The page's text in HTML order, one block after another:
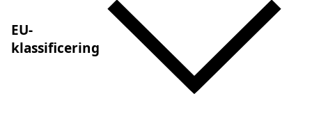
EU-
klassificering